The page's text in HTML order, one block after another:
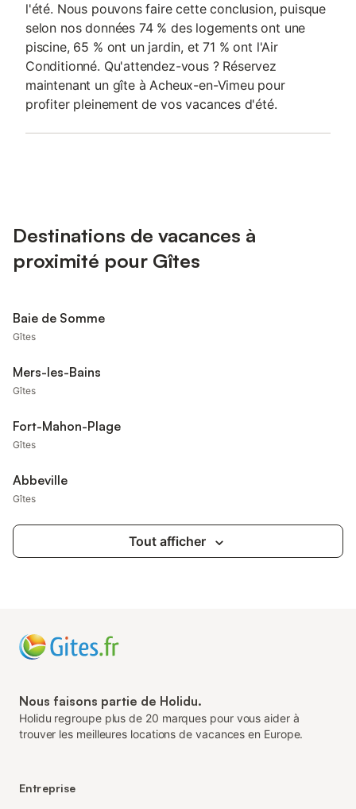
l'été. Nous pouvons faire cette conclusion, puisque
selon nos données 74 % des logements ont une
piscine, 65 % ont un jardin, et 71 % ont l'Air
Conditionné. Qu'attendez-vous ? Réservez
maintenant un gîte à Acheux-en-Vimeu pour
profiter pleinement de vos vacances d'été.
Destinations de vacances à
proximité pour Gîtes
Baie de Somme
Gîtes
Mers-les-Bains
Gîtes
Fort-Mahon-Plage
Gîtes
Abbeville
Gîtes
Tout afficher
Nous faisons partie de Holidu.
Holidu regroupe plus de 20 marques pour vous aider à
trouver les meilleures locations de vacances en Europe.
Entreprise